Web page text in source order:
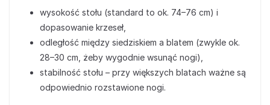
wysokość stołu (standard to ok. 74–76 cm) i
dopasowanie krzeseł,
odległość między siedziskiem a blatem (zwykle ok.
28–30 cm, żeby wygodnie wsunąć nogi),
stabilność stołu – przy większych blatach ważne są
odpowiednio rozstawione nogi.